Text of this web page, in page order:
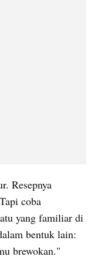
Resepnya
coba
yang familiar di
bentuk lain:
brewokan."